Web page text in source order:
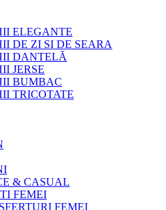
ELEGANTE
DE ZI SI DE SEARA
DANTELĂ
JERSE
BUMBAC
TRICOTATE
& CASUAL
FEMEI
FEMEI